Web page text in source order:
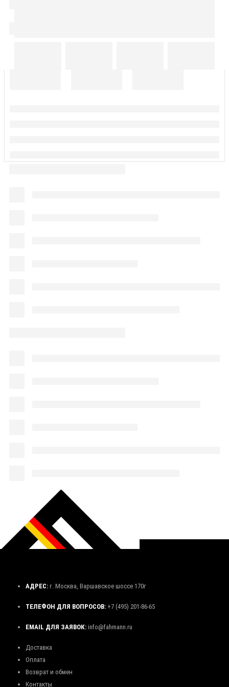
АДРЕС: г. Москва, Варшавское шоссе 170г
ТЕЛЕФОН ДЛЯ ВОПРОСОВ: +7 (495) 201-86-65
EMAIL ДЛЯ ЗАЯВОК: info@fahmann.ru
Доставка
Оплата
Возврат и обмен
Контакты